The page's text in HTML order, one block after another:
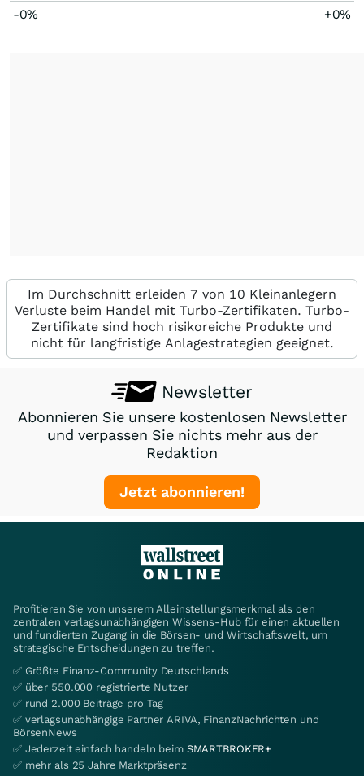
-0% +0%
Im Durchschnitt erleiden 7 von 10 Kleinanlegern
Verluste beim Handel mit Turbo-Zertifikaten. Turbo-
Zertifikate sind hoch risikoreiche Produkte und
nicht für langfristige Anlagestrategien geeignet.
Newsletter
Abonnieren Sie unsere kostenlosen Newsletter
und verpassen Sie nichts mehr aus der
Redaktion
Jetzt abonnieren!
Profitieren Sie von unserem Alleinstellungsmerkmal als den
zentralen verlagsunabhängigen Wissens-Hub für einen aktuellen
und fundierten Zugang in die Börsen- und Wirtschaftswelt, um
strategische Entscheidungen zu treffen.
✅ Größte Finanz-Community Deutschlands
✅ über 550.000 registrierte Nutzer
✅ rund 2.000 Beiträge pro Tag
✅ verlagsunabhängige Partner ARIVA, FinanzNachrichten und
BörsenNews
✅ Jederzeit einfach handeln beim SMARTBROKER+
✅ mehr als 25 Jahre Marktpräsenz